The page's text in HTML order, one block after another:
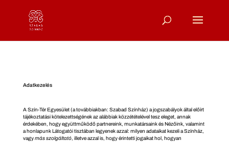
Adatkezelés
A Szín-Tér Egyesület (a továbbiakban: Szabad Színház) a jogszabályok által előírt
tájékoztatási kötelezettségének az alábbiak közzétételével tesz eleget, annak
érdekében, hogy együttműködő partnereink, munkatársaink és Nézőink, valamint
a honlapunk Látogatói tisztában legyenek azzal: milyen adataikat kezeli a Színház,
vagymás szolgáltató, illetve azzal is, hogy érintetti jogaikat hol, hogyan